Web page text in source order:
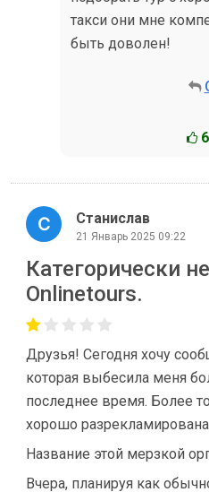
такси они мне
быть доволен!
6
Станислав
21 Январь 2025 09:22
Категорически
Onlinetours.
Друзья! Сегодня хочу
которая выбесила меня
последнее время. Более
хорошо
Название этой мерзкой
Вчера, планируя как